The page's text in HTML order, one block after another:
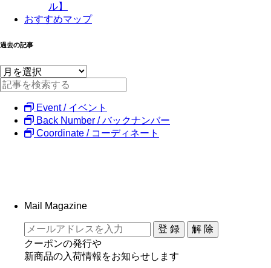
ル】
おすすめマップ
過去の記事
Event / イベント
Back Number / バックナンバー
Coordinate / コーディネート
Mail Magazine
クーポンの発行や
新商品の入荷情報をお知らせします